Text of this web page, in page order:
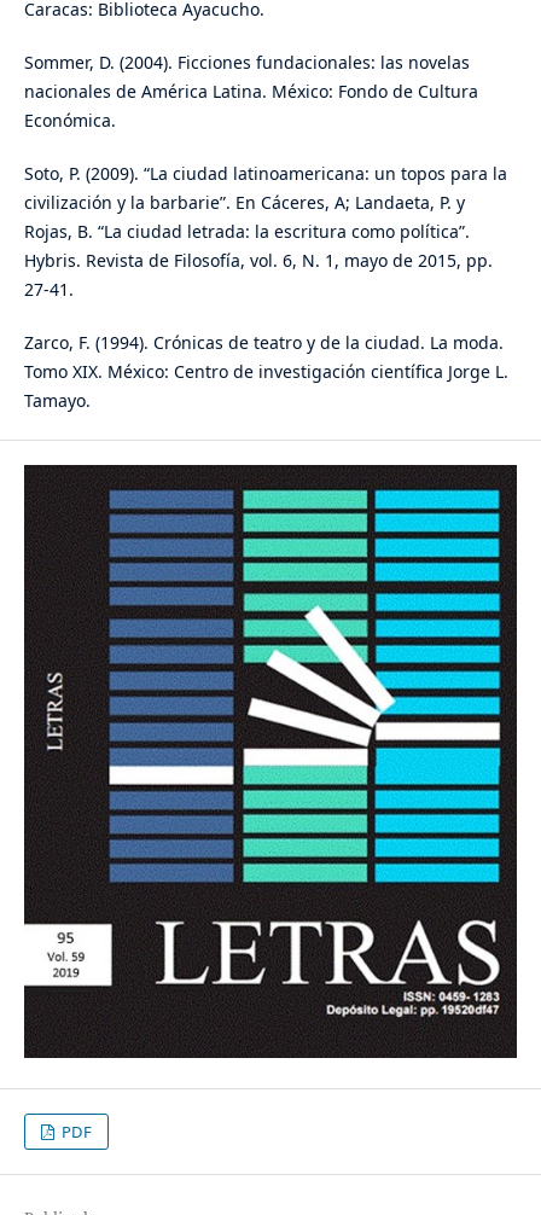
Caracas: Biblioteca Ayacucho.
Sommer, D. (2004). Ficciones fundacionales: las novelas
nacionales de América Latina. México: Fondo de Cultura
Económica.
Soto, P. (2009). “La ciudad latinoamericana: un topos para la
civilización y la barbarie”. En Cáceres, A; Landaeta, P. y
Rojas, B. “La ciudad letrada: la escritura como política”.
Hybris. Revista de Filosofía, vol. 6, N. 1, mayo de 2015, pp.
27-41.
Zarco, F. (1994). Crónicas de teatro y de la ciudad. La moda.
Tomo XIX. México: Centro de investigación científica Jorge L.
Tamayo.
PDF